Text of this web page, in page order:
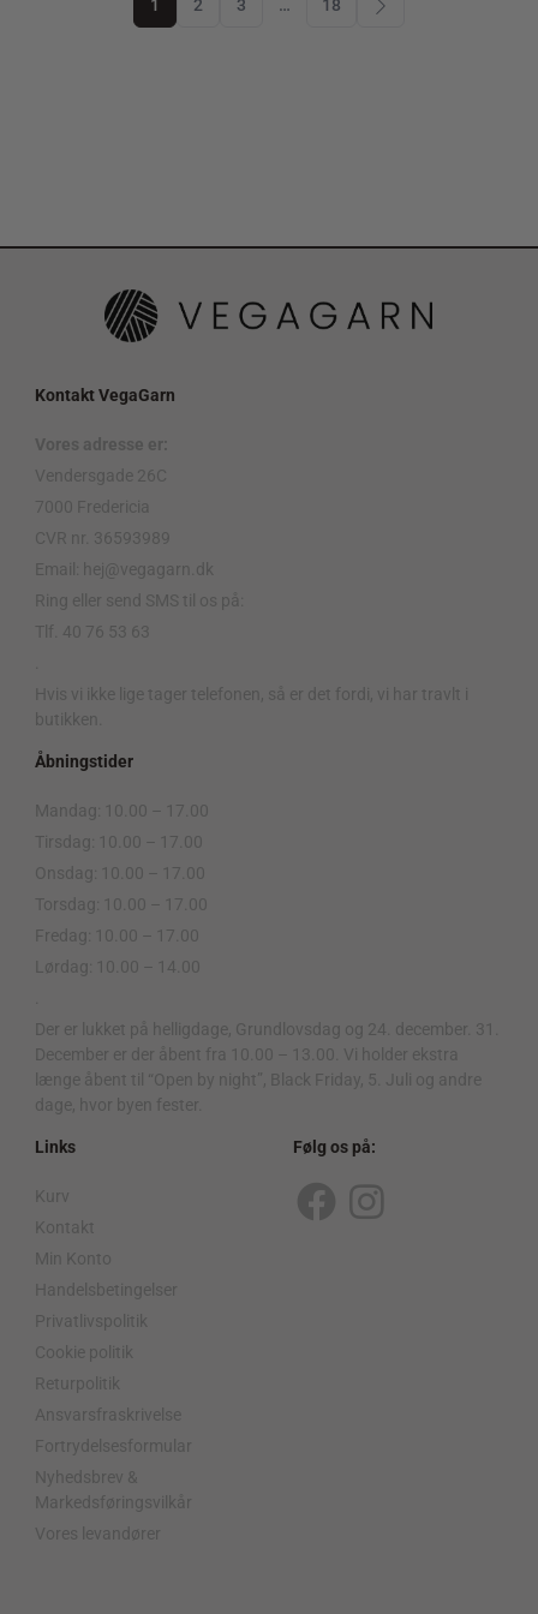
1 2 3 … 18
Kontakt VegaGarn
Vores adresse er:
Vendersgade 26C
7000 Fredericia
CVR nr. 36593989
Email: hej@vegagarn.dk
Ring eller send SMS til os på:
Tlf. 40 76 53 63
Hvis vi ikke lige tager telefonen, så er det fordi, vi har travlt i
butikken.
Åbningstider
Mandag: 10.00 – 17.00
Tirsdag: 10.00 – 17.00
Onsdag: 10.00 – 17.00
Torsdag: 10.00 – 17.00
Fredag: 10.00 – 17.00
Lørdag: 10.00 – 14.00
Der er lukket på helligdage, Grundlovsdag og 24. december. 31.
December er der åbent fra 10.00 – 13.00. Vi holder ekstra
længe åbent til “Open by night”, Black Friday, 5. Juli og andre
dage, hvor byen fester.
Links
Kurv
Kontakt
Min Konto
Handelsbetingelser
Privatlivspolitik
Cookie politik
Returpolitik
Ansvarsfraskrivelse
Fortrydelsesformular
Nyhedsbrev &
Markedsføringsvilkår
Vores levandører
Følg os på:
F
I